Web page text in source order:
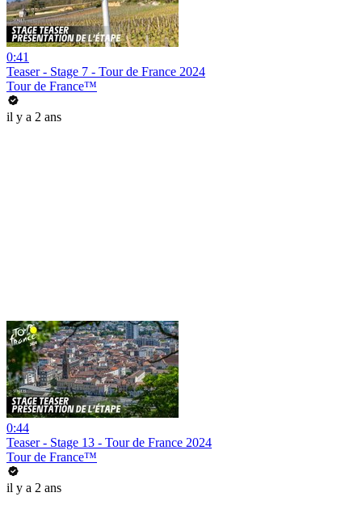
0:41
Teaser - Stage 7 - Tour de France 2024
Tour de France™
il y a 2 ans
0:44
Teaser - Stage 13 - Tour de France 2024
Tour de France™
il y a 2 ans